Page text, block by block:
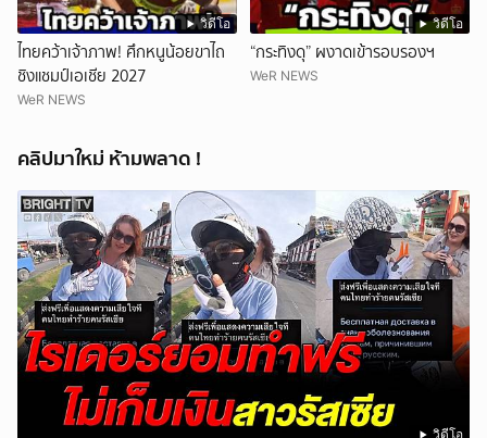
วิดีโอ
ไทยคว้าเจ้าภาพ! ศึกหนูน้อยขาไถ
ชิงแชมป์เอเชีย 2027
WeR NEWS
วิดีโอ
“กระทิงดุ” ผงาดเข้ารอบรองฯ
WeR NEWS
คลิปมาใหม่ ห้ามพลาด !
วิดีโอ